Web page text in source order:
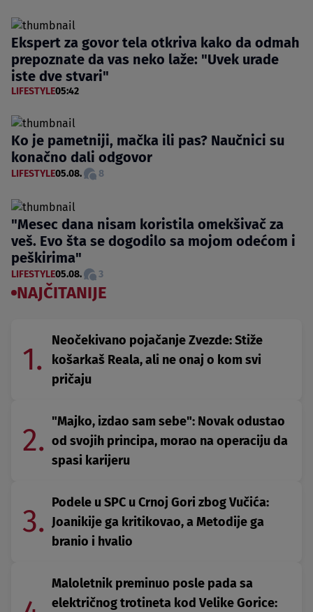
Ekspert za govor tela otkriva kako da odmah
prepoznate da vas neko laže: "Uvek urade
iste dve stvari"
LIFESTYLE05:42
Ko je pametniji, mačka ili pas? Naučnici su
konačno dali odgovor
LIFESTYLE05.08. 8
"Mesec dana nisam koristila omekšivač za
veš. Evo šta se dogodilo sa mojom odećom i
peškirima"
LIFESTYLE05.08. 3
NAJČITANIJE
1.
Neočekivano pojačanje Zvezde: Stiže
košarkaš Reala, ali ne onaj o kom svi
pričaju
2.
"Majko, izdao sam sebe": Novak odustao
od svojih principa, morao na operaciju da
spasi karijeru
3.
Podele u SPC u Crnoj Gori zbog Vučića:
Joanikije ga kritikovao, a Metodije ga
branio i hvalio
Maloletnik preminuo posle pada sa
električnog trotineta kod Velike Gorice: